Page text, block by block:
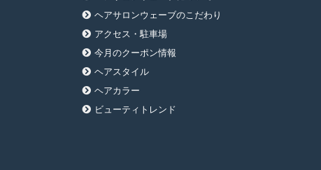
ヘアサロンウェーブのこだわり
アクセス・駐車場
今月のクーポン情報
ヘアスタイル
ヘアカラー
ビューティトレンド